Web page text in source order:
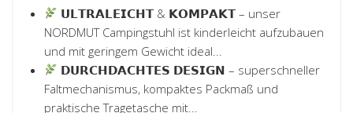
𝗨𝗟𝗧𝗥𝗔𝗟𝗘𝗜𝗖𝗛𝗧 & 𝗞𝗢𝗠𝗣𝗔𝗞𝗧 – unser
NORDMUT Campingstuhl ist kinderleicht aufzubauen
und mit geringem Gewicht ideal...
𝗗𝗨𝗥𝗖𝗛𝗗𝗔𝗖𝗛𝗧𝗘𝗦 𝗗𝗘𝗦𝗜𝗚𝗡 – superschneller
Faltmechanismus, kompaktes Packmaß und
praktische Tragetasche mit...